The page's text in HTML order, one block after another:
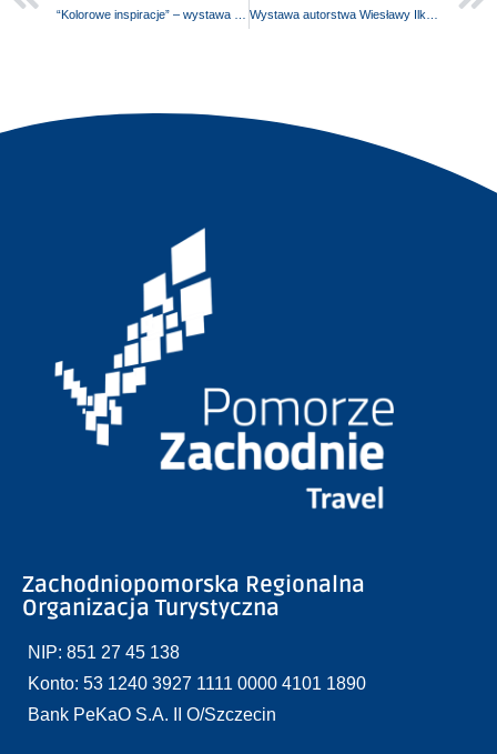
Zachodniopomorska Regionalna
Organizacja Turystyczna
NIP: 851 27 45 138
Konto: 53 1240 3927 1111 0000 4101 1890
Bank PeKaO S.A. II O/Szczecin